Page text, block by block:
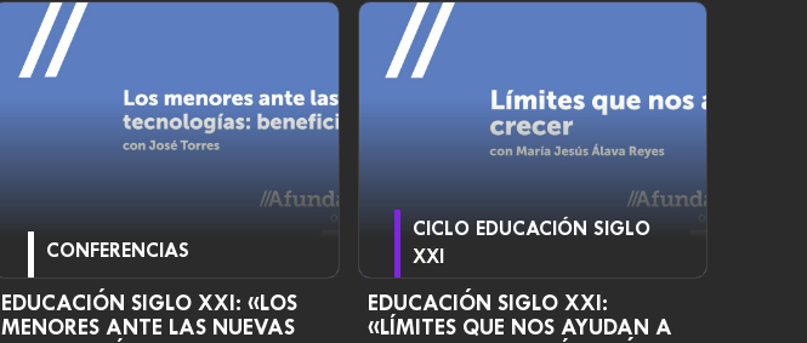
CONFERENCIAS
EDUCACIÓN SIGLO XXI: «LOS
MENORES ANTE LAS NUEVAS
CICLO EDUCACIÓN SIGLO
XXI
EDUCACIÓN SIGLO XXI:
«LÍMITES QUE NOS AYUDAN A